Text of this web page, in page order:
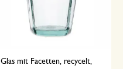
Glas mit Facetten, recycelt,